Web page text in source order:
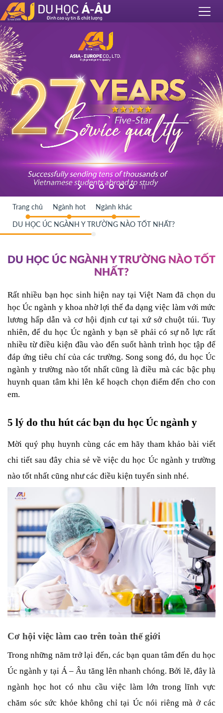
Trang chủ Ngành hot Ngành khác
DU HỌC ÚC NGÀNH Y TRƯỜNG NÀO TỐT NHẤT?
DU HỌC ÚC NGÀNH Y TRƯỜNG NÀO TỐT
NHẤT?
Rất nhiều bạn học sinh hiện nay tại Việt Nam đã chọn du
học Úc ngành y khoa nhờ lợi thế đa dạng việc làm với mức
lương hấp dẫn và cơ hội định cư tại xứ sở chuột túi. Tuy
nhiên, để du học Úc ngành y bạn sẽ phải có sự nỗ lực rất
nhiều từ điều kiện đầu vào đến suốt hành trình học tập để
đáp ứng tiêu chí của các trường. Song song đó, du học Úc
ngành y trường nào tốt nhất cũng là điều mà các bậc phụ
huynh quan tâm khi lên kế hoạch chọn điểm đến cho con
em.
5 lý do thu hút các bạn du học Úc ngành y
Mời quý phụ huynh cùng các em hãy tham khảo bài viết
chi tiết sau đây chia sẻ về việc du học Úc ngành y trường
nào tốt nhất cũng như các điều kiện tuyển sinh nhé.
Cơ hội việc làm cao trên toàn thế giới
Trong những năm trở lại đến, các bạn quan tâm đến du học
Úc ngành y tại Á – Âu tăng lên nhanh chóng. Bởi lẽ, đây là
ngành học hot có nhu cầu việc làm lớn trong lĩnh vực
chăm sóc sức khỏe không chỉ tại Úc nói riêng mà ở các